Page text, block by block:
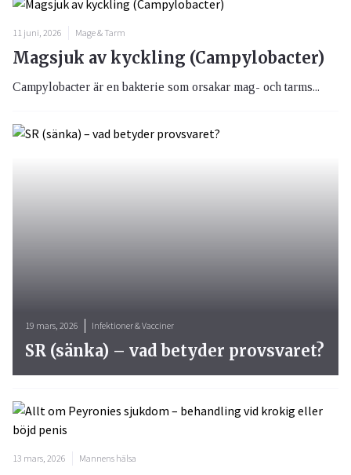
11 juni, 2026 Mage & Tarm
Magsjuk av kyckling (Campylobacter)
Campylobacter är en bakterie som orsakar mag- och tarms...
19 mars, 2026 Infektioner & Vacciner
SR (sänka) – vad betyder provsvaret?
13 mars, 2026 Mannens hälsa